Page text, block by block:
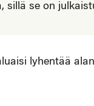
se on
lyhentää